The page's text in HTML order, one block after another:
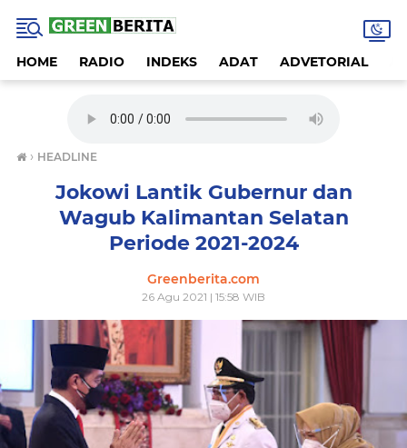
HOME RADIO INDEKS ADAT ADVETORIAL
› HEADLINE
Jokowi Lantik Gubernur dan
Wagub Kalimantan Selatan
Periode 2021-2024
Greenberita.com
26 Agu 2021 | 15:58 WIB